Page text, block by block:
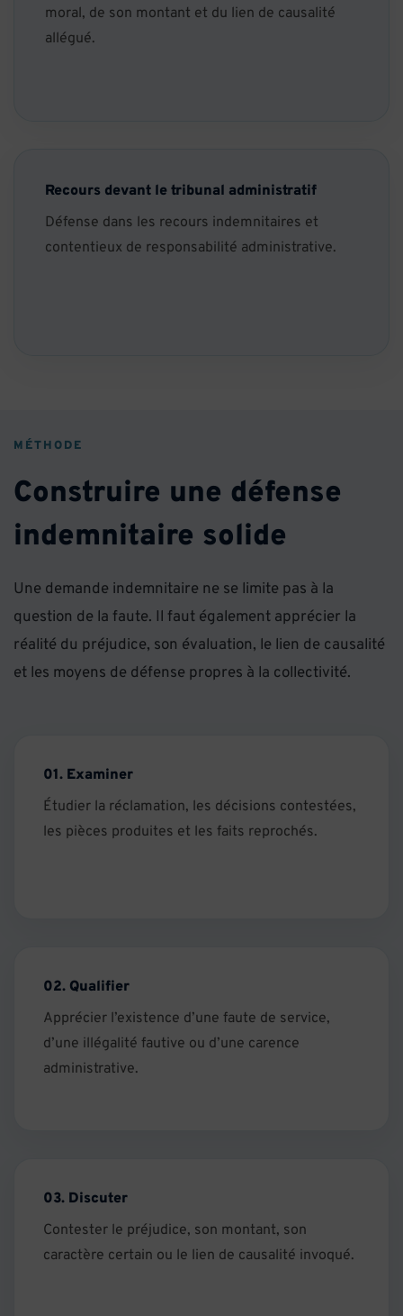
moral, de son montant et du lien de causalité
allégué.
Recours devant le tribunal administratif
Défense dans les recours indemnitaires et
contentieux de responsabilité administrative.
MÉTHODE
Construire une défense
indemnitaire solide
Une demande indemnitaire ne se limite pas à la
question de la faute. Il faut également apprécier la
réalité du préjudice, son évaluation, le lien de causalité
et les moyens de défense propres à la collectivité.
01. Examiner
Étudier la réclamation, les décisions contestées,
les pièces produites et les faits reprochés.
02. Qualifier
Apprécier l’existence d’une faute de service,
d’une illégalité fautive ou d’une carence
administrative.
03. Discuter
Contester le préjudice, son montant, son
caractère certain ou le lien de causalité invoqué.